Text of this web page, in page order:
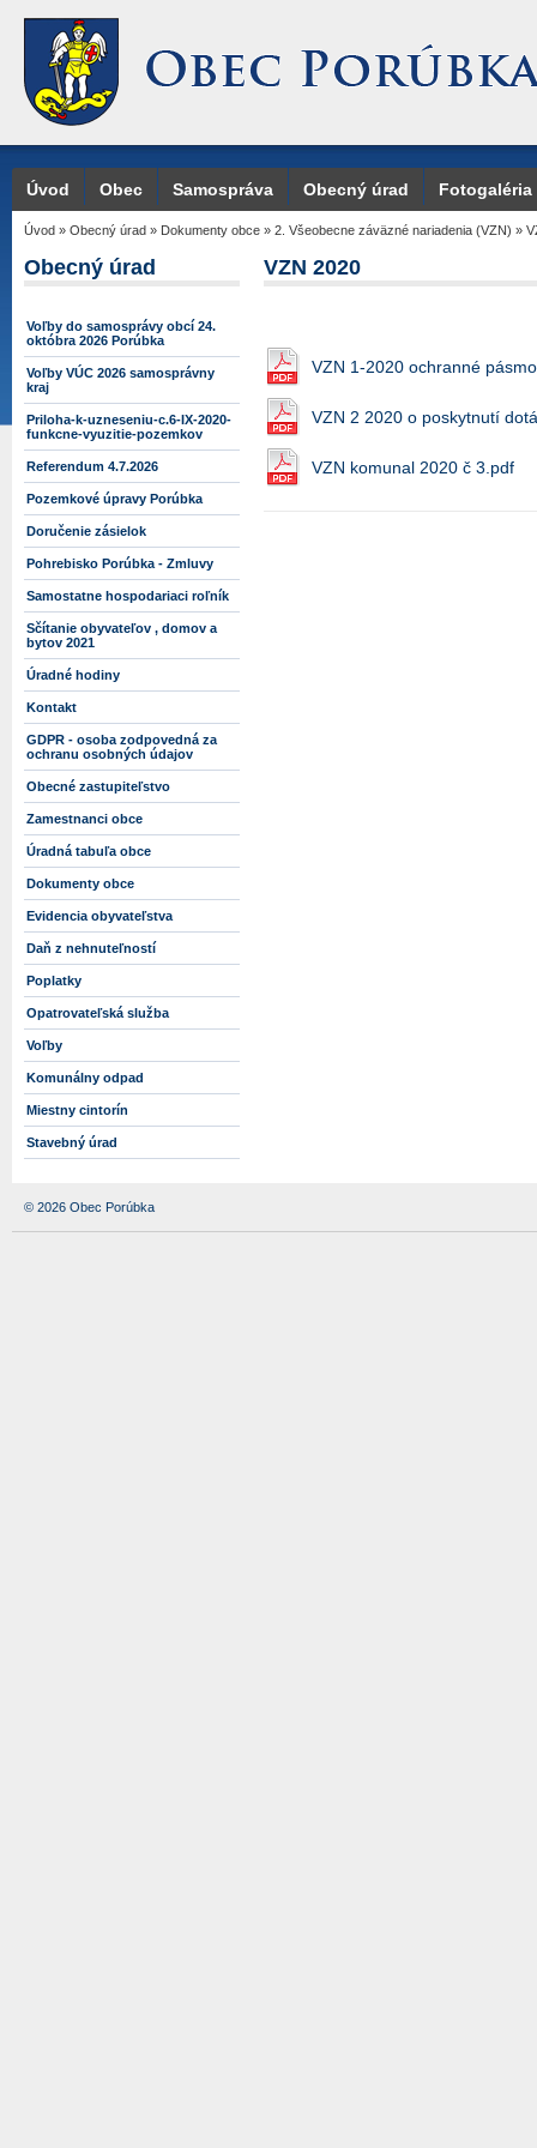
Úvod Obec Samospráva Obecný úrad Fotogaléria
Úvod » Obecný úrad » Dokumenty obce » 2. Všeobecne záväzné nariadenia (VZN) »
Obecný úrad
Voľby do samosprávy obcí 24.
októbra 2026 Porúbka
Voľby VÚC 2026 samosprávny
kraj
Priloha-k-uzneseniu-c.6-IX-2020-
funkcne-vyuzitie-pozemkov
Referendum 4.7.2026
Pozemkové úpravy Porúbka
Doručenie zásielok
Pohrebisko Porúbka - Zmluvy
Samostatne hospodariaci roľník
Sčítanie obyvateľov , domov a
bytov 2021
Úradné hodiny
Kontakt
GDPR - osoba zodpovedná za
ochranu osobných údajov
Obecné zastupiteľstvo
Zamestnanci obce
Úradná tabuľa obce
Dokumenty obce
Evidencia obyvateľstva
Daň z nehnuteľností
Poplatky
Opatrovateľská služba
Voľby
Komunálny odpad
Miestny cintorín
Stavebný úrad
VZN 2020
VZN 1-2020 ochranné
VZN 2 2020 o poskytnutí
VZN komunal 2020 č 3.pdf
© 2026 Obec Porúbka